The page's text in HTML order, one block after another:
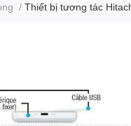
/ Thiết bị tương tác